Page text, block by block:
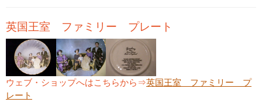
英国王室 ファミリー プレート
ウェブ・ショップへはこちらから⇒英国王室 ファミリー プ
レート